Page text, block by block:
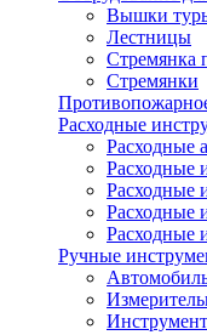
Вышки
Лестницы
Стремянка
Стремянки
Расходные
Расходные
Расходные
Расходные
Расходные
Расходные
Ручные